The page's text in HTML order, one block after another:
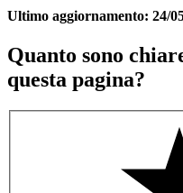
Ultimo aggiornamento: 24/
Quanto sono
questa pagina?